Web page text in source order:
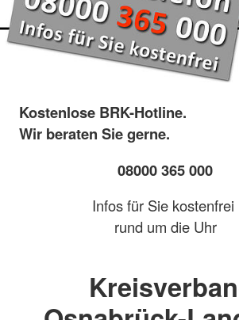
Kostenlose BRK-Hotline.
Wir beraten Sie gerne.
08000 365 000
Infos für Sie kostenfrei
rund um die Uhr